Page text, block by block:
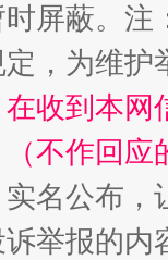
屏蔽。
，为维
在收到本网
不作回应
名公布
举报的